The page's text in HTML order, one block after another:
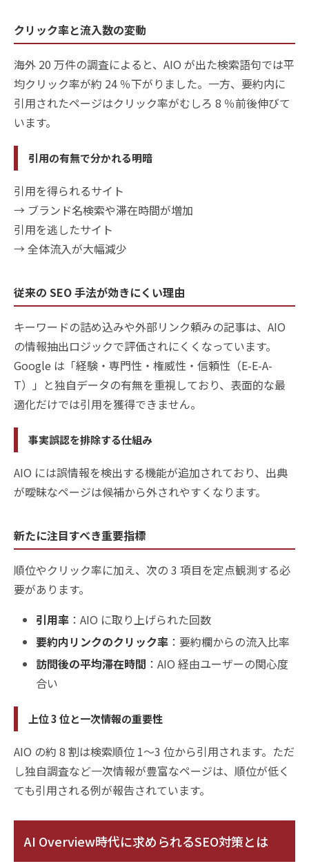
クリック率と流入数の変動
海外 20 万件の調査によると、AIO が出た検索語句では平
均クリック率が約 24 ％下がりました。一方、要約内に
引用されたページはクリック率がむしろ 8 ％前後伸びて
います。
引用の有無で分かれる明暗
引用を得られるサイト
→ ブランド名検索や滞在時間が増加
引用を逃したサイト
→ 全体流入が大幅減少
従来の SEO 手法が効きにくい理由
キーワードの詰め込みや外部リンク頼みの記事は、AIO
の情報抽出ロジックで評価されにくくなっています。
Google は「経験・専門性・権威性・信頼性（E-E-A-
T）」と独自データの有無を重視しており、表面的な最
適化だけでは引用を獲得できません。
事実誤認を排除する仕組み
AIO には誤情報を検出する機能が追加されており、出典
が曖昧なページは候補から外されやすくなります。
新たに注目すべき重要指標
順位やクリック率に加え、次の 3 項目を定点観測する必
要があります。
引用率 ：AIO に取り上げられた回数
要約内リンクのクリック率 ：要約欄からの流入比率
訪問後の平均滞在時間 ：AIO 経由ユーザーの関心度
合い
上位 3 位と一次情報の重要性
AIO の約 8 割は検索順位 1〜3 位から引用されます。ただ
し独自調査など一次情報が豊富なページは、順位が低く
ても引用される例が報告されています。
AI Overview時代に求められるSEO対策とは